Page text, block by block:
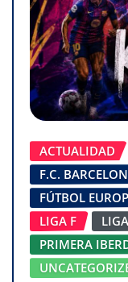
ACTUALIDAD
F.C.
FÚTBOL
LIGA F
PRIMERA